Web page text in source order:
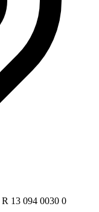
R 13 094 0030 0